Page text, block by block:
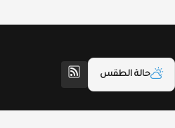
حالة الطقس